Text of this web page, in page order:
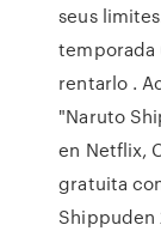
seus
temporada
rentarlo .
"Naruto
en Netflix,
gratuita
Shippuden